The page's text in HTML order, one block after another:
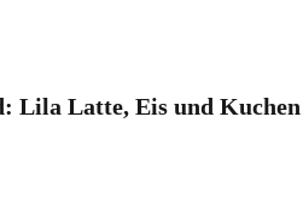
Lila Latte, Eis und Kuchen